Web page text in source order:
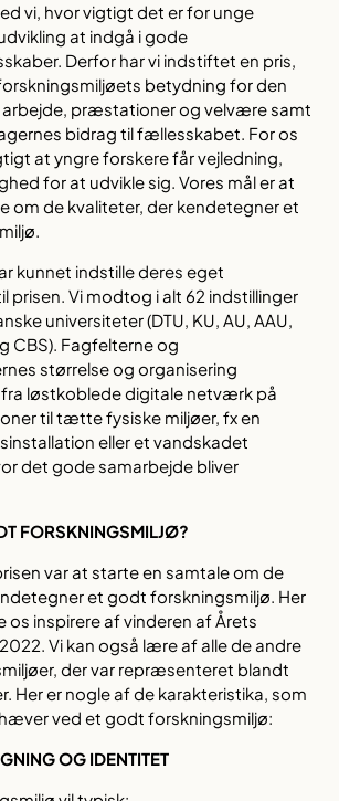
vi, hvor vigtigt det er for unge
at indgå i gode
Derfor har vi indstiftet en pris,
betydning for den
arbejde, præstationer og velvære samt
bidrag til fællesskabet. For os
at yngre forskere får vejledning,
for at udvikle sig. Vores mål er at
om de kvaliteter, der kendetegner et
kunnet indstille deres eget
prisen. Vi modtog i alt 62 indstillinger
universiteter (DTU, KU, AU, AAU,
CBS). Fagfelterne og
størrelse og organisering
løstkoblede digitale netværk på
til tætte fysiske miljøer, fx en
eller et vandskadet
det gode samarbejde bliver
FORSKNINGSMILJØ?
var at starte en samtale om de
et godt forskningsmiljø. Her
os inspirere af vinderen af Årets
Vi kan også lære af alle de andre
der var repræsenteret blandt
Her er nogle af de karakteristika, som
ved et godt forskningsmiljø:
OG IDENTITET